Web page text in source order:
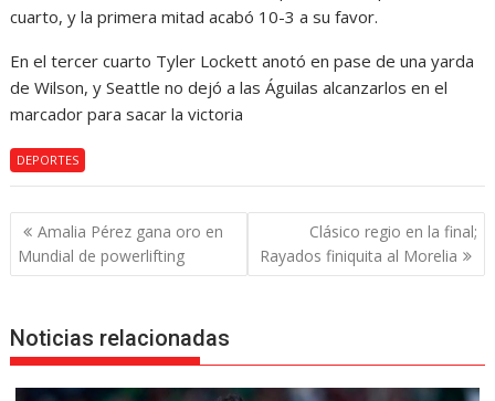
cuarto, y la primera mitad acabó 10-3 a su favor.
En el tercer cuarto Tyler Lockett anotó en pase de una yarda
de Wilson, y Seattle no dejó a las Águilas alcanzarlos en el
marcador para sacar la victoria
DEPORTES
Navegación
de
entradas
Amalia Pérez gana oro en
Mundial de powerlifting
Clásico regio en la final;
Rayados finiquita al Morelia
Noticias relacionadas